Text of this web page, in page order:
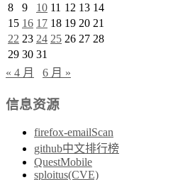
8
9 10 11 12 13 14
15 16 17 18 19 20 21
22 23 24 25 26 27 28
29 30 31
« 4 月
6 月 »
信息资源
firefox-emailScan
github中文排行榜
QuestMobile
sploitus(CVE)